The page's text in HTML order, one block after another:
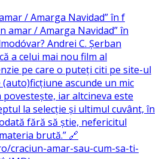
/ Amarga Navidad” în f